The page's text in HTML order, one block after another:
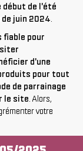
début de l'été
juin 2024.
fiable pour
d'une
pour tout
de parrainage
le site. Alors,
votre